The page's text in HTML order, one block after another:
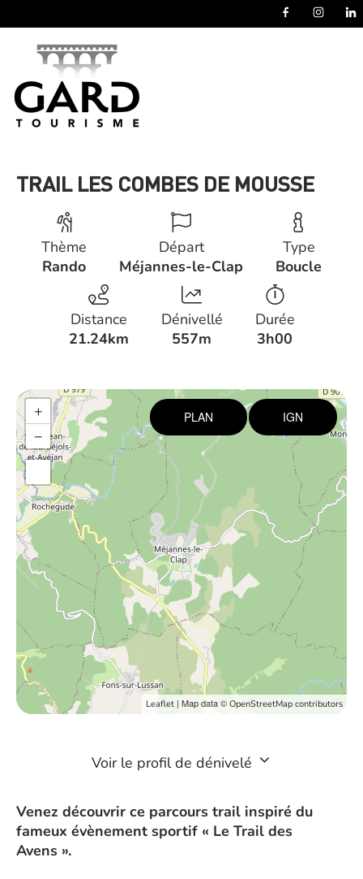
TRAIL LES COMBES DE MOUSSE
Thème
Rando
Départ
Méjannes-le-Clap
Type
Boucle
Distance
21.24km
Dénivellé
557m
Durée
3h00
+
−
PLAN IGN
Leaflet | Map data © OpenStreetMap contributors
Voir le profil de dénivelé
Venez découvrir ce parcours trail inspiré du
fameux évènement sportif « Le Trail des
Avens ».